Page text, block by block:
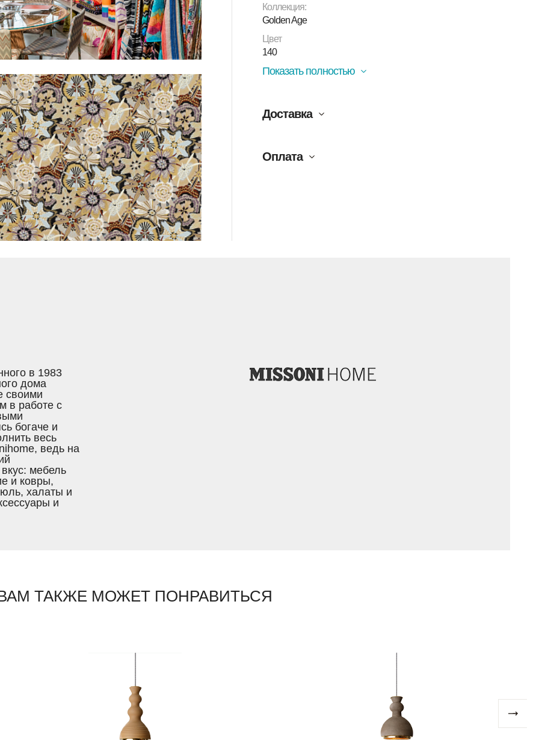
Коллекция:
Golden Age
Цвет
140
Показать полностью
Доставка
Оплата
в 1983
дома
своими
в работе с
богаче и
весь
ведь на
мебель
и ковры,
халаты и
и
ТАКЖЕ МОЖЕТ ПОНРАВИТЬСЯ